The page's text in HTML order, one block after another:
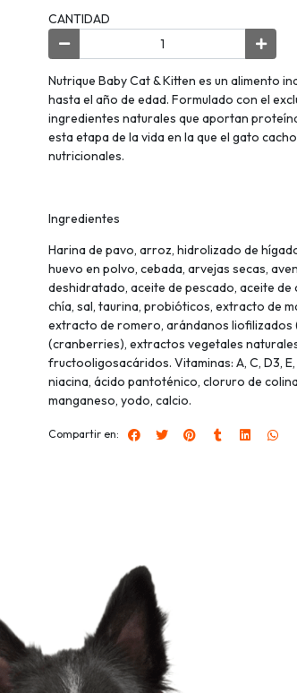
CANTIDAD
Nutrique Baby Cat & Kitten es un alimento
hasta el año de edad. Formulado con el
ingredientes naturales que aportan
esta etapa de la vida en la que el gato
nutricionales.
Ingredientes
Harina de pavo, arroz, hidrolizado de
huevo en polvo, cebada, arvejas secas,
deshidratado, aceite de pescado, aceite
chía, sal, taurina, probióticos, extracto de
extracto de romero, arándanos
(cranberries), extractos vegetales
fructooligosacáridos. Vitaminas: A, C, D3, E,
niacina, ácido pantoténico, cloruro de
manganeso, yodo, calcio.
Compartir en: